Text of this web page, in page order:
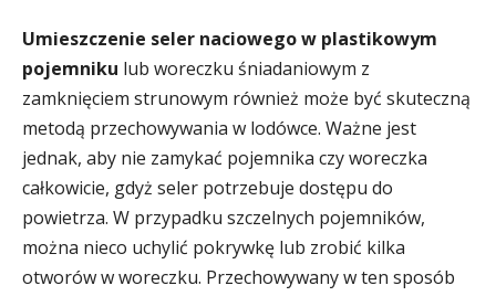
Umieszczenie seler naciowego w plastikowym
pojemniku lub woreczku śniadaniowym z
zamknięciem strunowym również może być skuteczną
metodą przechowywania w lodówce. Ważne jest
jednak, aby nie zamykać pojemnika czy woreczka
całkowicie, gdyż seler potrzebuje dostępu do
powietrza. W przypadku szczelnych pojemników,
można nieco uchylić pokrywkę lub zrobić kilka
otworów w woreczku. Przechowywany w ten sposób